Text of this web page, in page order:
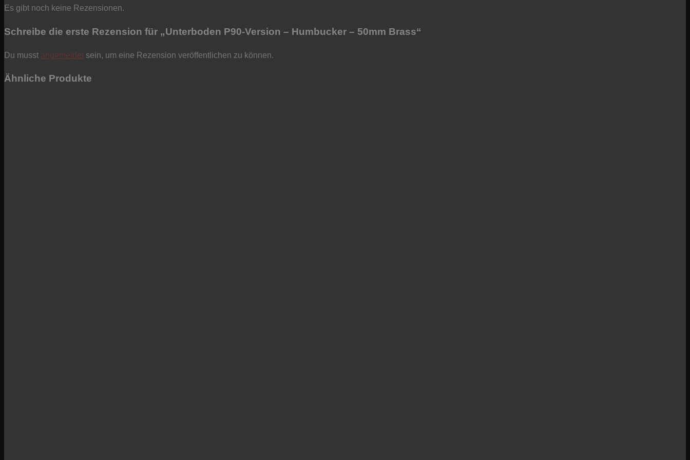
Es gibt noch keine Rezensionen.
Schreibe die erste Rezension für „Unterboden P90-Version – Humbucker – 50mm Brass“
Du musst angemeldet sein, um eine Rezension veröffentlichen zu können.
Ähnliche Produkte